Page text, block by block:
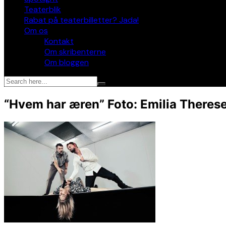
Teaterblik
Rabat på teaterbilletter? Jada!
Om os
Kontakt
Om skribenterne
Om bloggen
“Hvem har æren” Foto: Emilia